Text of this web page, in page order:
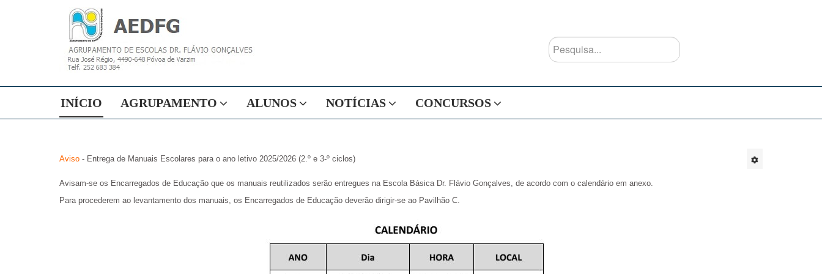
Pesquisa...
INÍCIO AGRUPAMENTO ALUNOS NOTÍCIAS CONCURSOS
Aviso - Entrega de Manuais Escolares para o ano letivo 2025/2026 (2.º e 3-º ciclos)
Avisam-se os Encarregados de Educação que os manuais reutilizados serão entregues na Escola Básica Dr. Flávio Gonçalves, de acordo com o calendário em anexo.
Para procederem ao levantamento dos manuais, os Encarregados de Educação deverão dirigir-se ao Pavilhão C.